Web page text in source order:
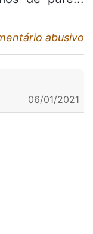
abusivo
06/01/2021